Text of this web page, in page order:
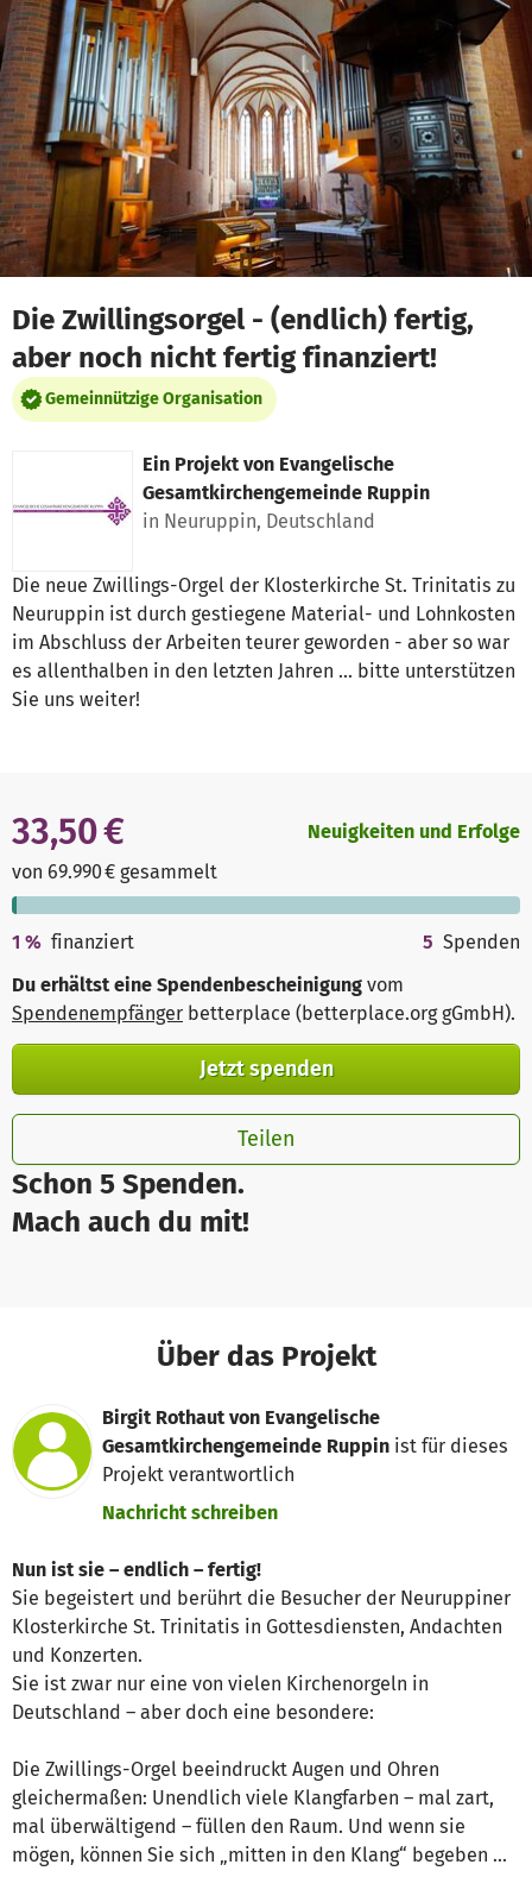
Zum Hauptinhalt springen
Erklärung zur Barrierefreiheit anzeigen
Die Zwillingsorgel - (endlich) fertig,
aber noch nicht fertig finanziert!
Gemeinnützige Organisation
Ein Projekt von Evangelische
Gesamtkirchengemeinde Ruppin
in Neuruppin, Deutschland
Die neue Zwillings-Orgel der Klosterkirche St. Trinitatis zu
Neuruppin ist durch gestiegene Material- und Lohnkosten
im Abschluss der Arbeiten teurer geworden - aber so war
es allenthalben in den letzten Jahren ... bitte unterstützen
Sie uns weiter!
Schon 5 Spenden.
Mach auch du mit!
33,50 €
von 69.990 € gesammelt
Neuigkeiten und Erfolge
1 % finanziert 5 Spenden
Du erhältst eine Spendenbescheinigung vom
Spendenempfänger betterplace (betterplace.org gGmbH).
Jetzt spenden
Teilen
Über das Projekt
Birgit Rothaut von Evangelische
Gesamtkirchengemeinde Ruppin ist für dieses
Projekt verantwortlich
Nachricht schreiben
Nun ist sie – endlich – fertig!
Sie begeistert und berührt die Besucher der Neuruppiner
Klosterkirche St. Trinitatis in Gottesdiensten, Andachten
und Konzerten.
Sie ist zwar nur eine von vielen Kirchenorgeln in
Deutschland – aber doch eine besondere:
Die Zwillings-Orgel beeindruckt Augen und Ohren
gleichermaßen: Unendlich viele Klangfarben – mal zart,
mal überwältigend – füllen den Raum. Und wenn sie
mögen, können Sie sich „mitten in den Klang“ begeben ...